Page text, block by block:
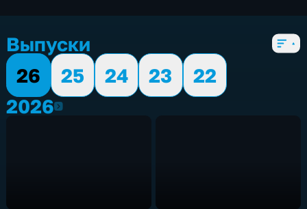
Выпуски
26
25 24 23
22
20262026